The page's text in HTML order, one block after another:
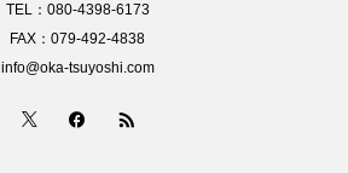
TEL：080-4398-6173
FAX：079-492-4838
info@oka-tsuyoshi.com